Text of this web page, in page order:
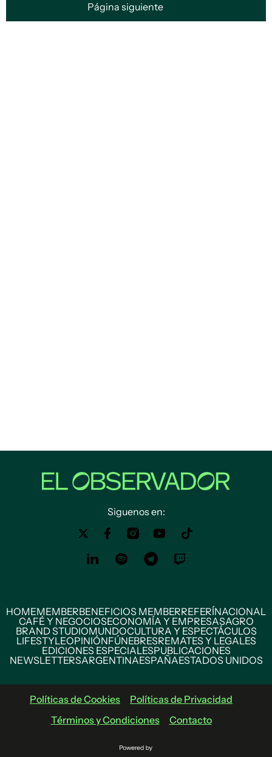
Página siguiente
Siguenos en:
HOMEMEMBERBENEFICIOS MEMBERREFERÍNACIONAL
CAFÉ Y NEGOCIOSECONOMÍA Y EMPRESASAGRO
BRAND STUDIOMUNDOCULTURA Y ESPECTÁCULOS
LIFESTYLEOPINIÓNFÚNEBRESREMATES Y LEGALES
EDICIONES ESPECIALESPUBLICACIONES
NEWSLETTERSARGENTINAESPAÑAESTADOS UNIDOS
Políticas de Cookies
Políticas de Privacidad
Términos y Condiciones
Contacto